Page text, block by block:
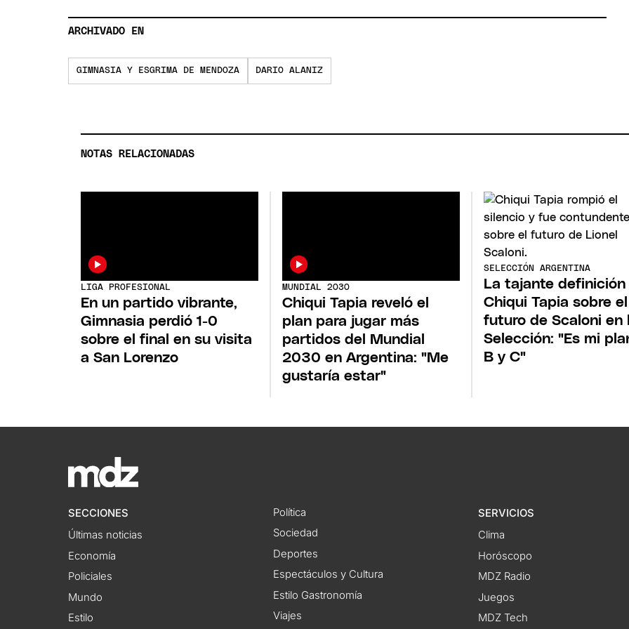
ARCHIVADO EN
GIMNASIA Y ESGRIMA DE MENDOZA DARIO ALANIZ
NOTAS RELACIONADAS
LIGA PROFESIONAL
En un partido vibrante,
Gimnasia perdió 1-0
sobre el final en su visita
a San Lorenzo
MUNDIAL 2030
Chiqui Tapia reveló el
plan para jugar más
partidos del Mundial
2030 en Argentina: "Me
gustaría estar"
SELECCIÓN ARGENTINA
La tajante definición
Chiqui Tapia sobre el
futuro de Scaloni en
Selección: "Es mi
B y C"
SECCIONES
Últimas noticias
Economía
Policiales
Mundo
Estilo
Política
Sociedad
Deportes
Espectáculos y Cultura
Estilo Gastronomía
Viajes
SERVICIOS
Clima
Horóscopo
MDZ Radio
Juegos
MDZ Tech